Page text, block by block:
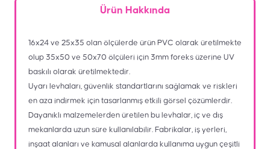
Ürün Hakkında
16x24 ve 25x35 olan ölçülerde ürün PVC olarak üretilmekte
olup 35x50 ve 50x70 ölçüleri için 3mm foreks üzerine UV
baskılı olarak üretilmektedir.
Uyarı levhaları, güvenlik standartlarını sağlamak ve riskleri
en aza indirmek için tasarlanmış etkili görsel çözümlerdir.
Dayanıklı malzemelerden üretilen bu levhalar, iç ve dış
mekanlarda uzun süre kullanılabilir. Fabrikalar, iş yerleri,
inşaat alanları ve kamusal alanlarda kullanıma uygun çeşitli